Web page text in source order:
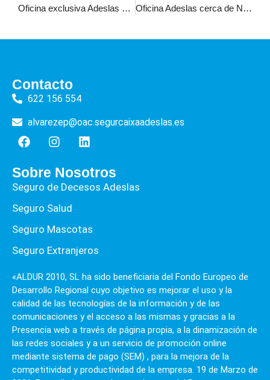
Oficina exclusiva Adeslas con pólizas sorprendentes
Oficina Adeslas cerca de Nueva Andalucía. Pólizas inigualables
Contacto
622 156 554
alvarezep@oac.segurcaixaadeslas.es
Sobre Nosotros
Seguro de Decesos Adeslas
Seguro Salud
Seguro Mascotas
Seguro Extranjeros
«ALDUR 2010, SL ha sido beneficiaria del Fondo Europeo de
Desarrollo Regional cuyo objetivo es mejorar el uso y la
calidad de las tecnologías de la información y de las
comunicaciones y el acceso a las mismas y gracias a la
Presencia web a través de página propia, a la dinamización de
las redes sociales y a un servicio de promoción online
mediante sistema de pago (SEM) , para la mejora de la
competitividad y productividad de la empresa. 19 de Marzo de